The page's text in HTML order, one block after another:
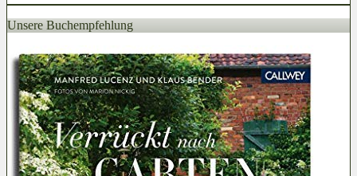
Unsere Buchempfehlung